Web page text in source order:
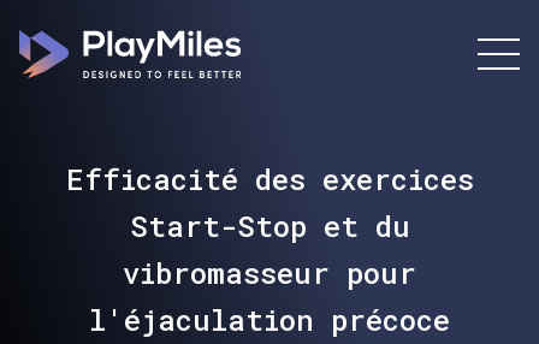
Efficacité des exercices
Start-Stop et du
vibromasseur pour
l'éjaculation précoce